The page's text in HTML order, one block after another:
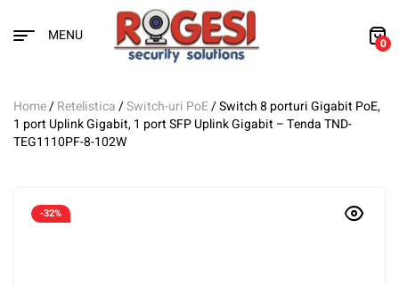
MENU 0
Home/Retelistica/Switch-uri PoE/ Switch 8 porturi Gigabit PoE,
1 port Uplink Gigabit, 1 port SFP Uplink Gigabit – Tenda TND-
TEG1110PF-8-102W
-32%